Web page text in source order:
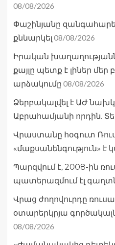
08/08/2026
Փաշինյանը զանգահարել
քննարկել 08/08/2026
Իրական
քայլը պետք է լիներ
արձակումը 08/08/2026
Ձերբակալվել է ԱԺ
Աբրահամյանի որդին.
Վրաստանը հօգուտ
«մաքսանենգություն» է
Պարզվում է, 2008-ին
պատերազմում էլ
Վրաց ժողովուրդը
օտարերկրյա
08/08/2026